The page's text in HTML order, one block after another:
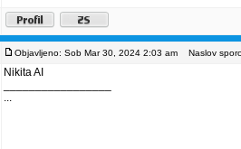
Objavljeno: Sob Mar 30, 2024 2:03 am Naslov
Nikita AI
...